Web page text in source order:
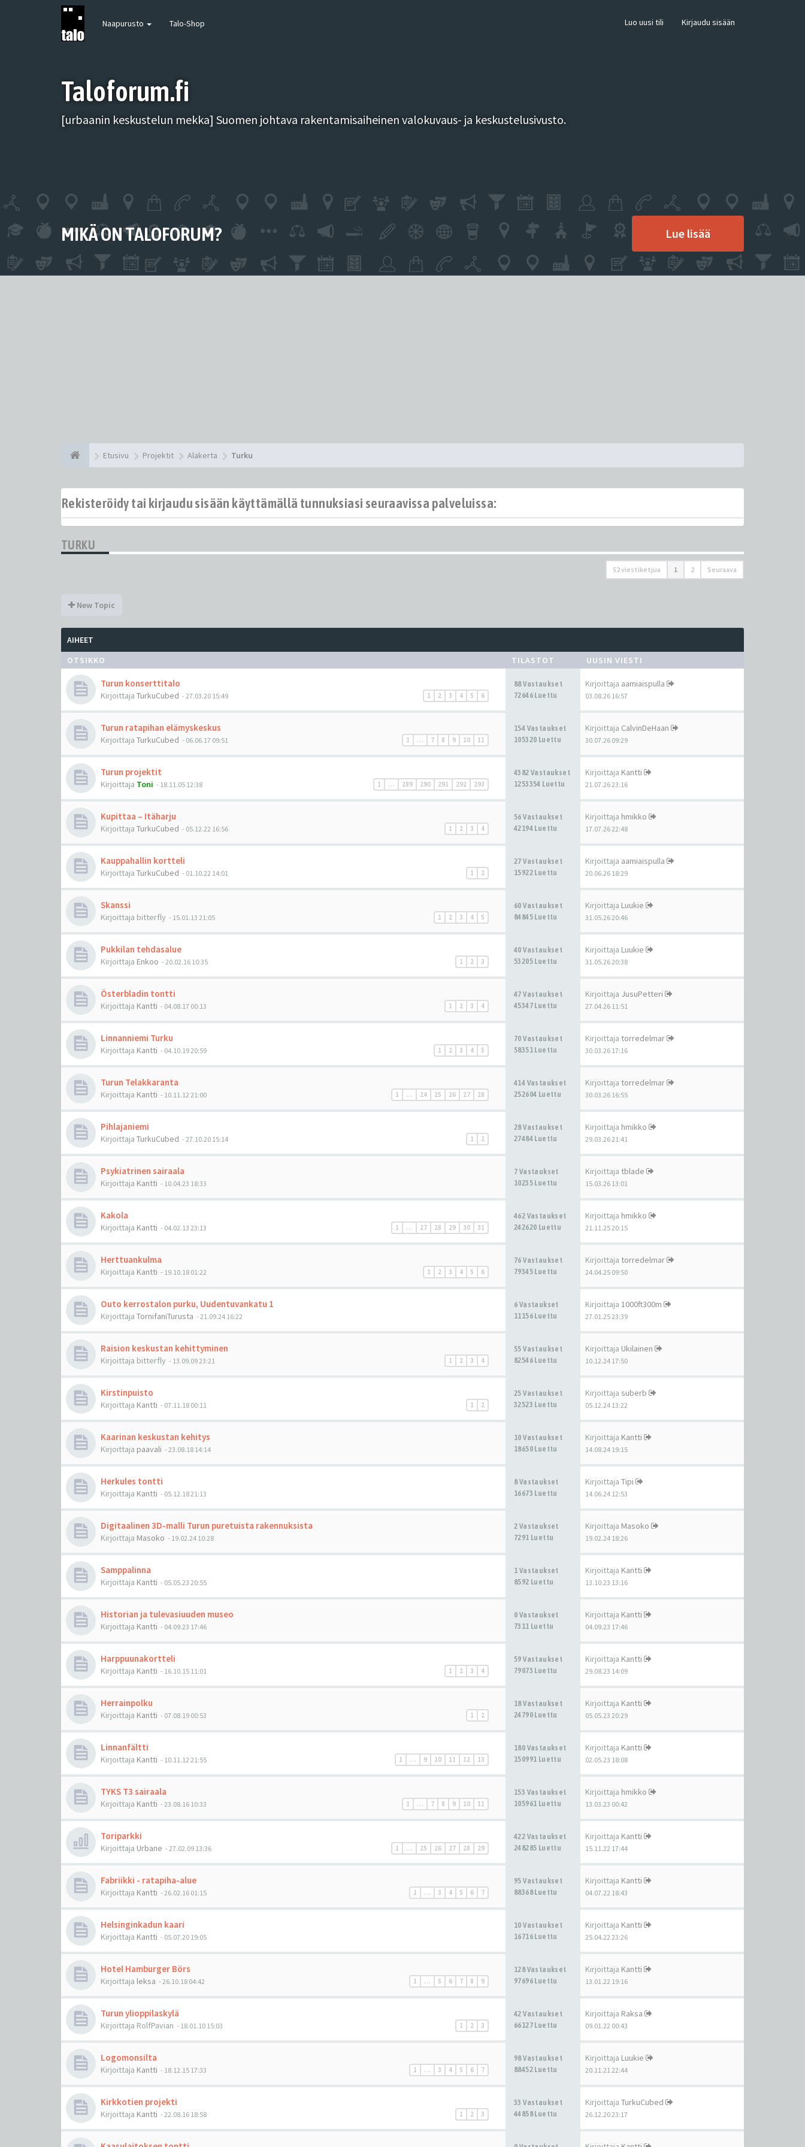
Naapurusto Talo-Shop Luo uusi tili Kirjaudu sisään
Taloforum.fi
[urbaanin keskustelun mekka] Suomen johtava rakentamisaiheinen valokuvaus- ja keskustelusivusto.
MIKÄ ON TALOFORUM? Lue lisää
Etusivu Projektit Alakerta Turku
Rekisteröidy tai kirjaudu sisään käyttämällä tunnuksiasi seuraavissa palveluissa:
TURKU
52 viestiketjua 1 2 Seuraava
New Topic
AIHEET
OTSIKKO
TILASTOT UUSIN VIESTI
Turun konserttitalo
1 2 3 4 5 6
Kirjoittaja TurkuCubed - 27.03.20 15:49
88 Vastaukset
72646 Luettu
Kirjoittaja aamiaispulla
03.08.26 16:57
Turun ratapihan elämyskeskus
1 … 7 8 9 10 11
Kirjoittaja TurkuCubed - 06.06.17 09:51
154 Vastaukset
105320 Luettu
Kirjoittaja CalvinDeHaan
30.07.26 09:29
Turun projektit
1 … 289 290 291 292 293
Kirjoittaja Toni - 18.11.05 12:38
4382 Vastaukset
1253354 Luettu
Kirjoittaja Kantti
21.07.26 23:16
Kupittaa – Itäharju
1 2 3 4
Kirjoittaja TurkuCubed - 05.12.22 16:56
56 Vastaukset
42194 Luettu
Kirjoittaja hmikko
17.07.26 22:48
Kauppahallin kortteli
1 2
Kirjoittaja TurkuCubed - 01.10.22 14:01
27 Vastaukset
15922 Luettu
Kirjoittaja aamiaispulla
20.06.26 18:29
Skanssi
1 2 3 4 5
Kirjoittaja bitterfly - 15.01.13 21:05
60 Vastaukset
84845 Luettu
Kirjoittaja Luukie
31.05.26 20:46
Pukkilan tehdasalue
1 2 3
Kirjoittaja Enkoo - 20.02.16 10:35
40 Vastaukset
53205 Luettu
Kirjoittaja Luukie
31.05.26 20:38
Österbladin tontti
1 2 3 4
Kirjoittaja Kantti - 04.08.17 00:13
47 Vastaukset
45347 Luettu
Kirjoittaja JusuPetteri
27.04.26 11:51
Linnanniemi Turku
1 2 3 4 5
Kirjoittaja Kantti - 04.10.19 20:59
70 Vastaukset
58351 Luettu
Kirjoittaja torredelmar
30.03.26 17:16
Turun Telakkaranta
1 … 24 25 26 27 28
Kirjoittaja Kantti - 10.11.12 21:00
414 Vastaukset
252604 Luettu
Kirjoittaja torredelmar
30.03.26 16:55
Pihlajaniemi
1 2
Kirjoittaja TurkuCubed - 27.10.20 15:14
28 Vastaukset
27484 Luettu
Kirjoittaja hmikko
29.03.26 21:41
Psykiatrinen sairaala
Kirjoittaja Kantti - 10.04.23 18:33
7 Vastaukset
10235 Luettu
Kirjoittaja tblade
15.03.26 13:01
Kakola
1 … 27 28 29 30 31
Kirjoittaja Kantti - 04.02.13 23:13
462 Vastaukset
242620 Luettu
Kirjoittaja hmikko
21.11.25 20:15
Herttuankulma
1 2 3 4 5 6
Kirjoittaja Kantti - 19.10.18 01:22
76 Vastaukset
79345 Luettu
Kirjoittaja torredelmar
24.04.25 09:50
Outo kerrostalon purku, Uudentuvankatu 1
Kirjoittaja TornifaniTurusta - 21.09.24 16:22
6 Vastaukset
11156 Luettu
Kirjoittaja 1000ft300m
27.01.25 23:39
Raision keskustan kehittyminen
1 2 3 4
Kirjoittaja bitterfly - 13.09.09 23:21
55 Vastaukset
82546 Luettu
Kirjoittaja Ukilainen
10.12.24 17:50
Kirstinpuisto
1 2
Kirjoittaja Kantti - 07.11.18 00:11
25 Vastaukset
32523 Luettu
Kirjoittaja suberb
05.12.24 13:22
Kaarinan keskustan kehitys
Kirjoittaja paavali - 23.08.18 14:14
10 Vastaukset
18650 Luettu
Kirjoittaja Kantti
14.08.24 19:15
Herkules tontti
Kirjoittaja Kantti - 05.12.18 21:13
8 Vastaukset
16673 Luettu
Kirjoittaja Tipi
14.06.24 12:53
Digitaalinen 3D-malli Turun puretuista rakennuksista
Kirjoittaja Masoko - 19.02.24 10:28
2 Vastaukset
7291 Luettu
Kirjoittaja Masoko
19.02.24 18:26
Samppalinna
Kirjoittaja Kantti - 05.05.23 20:55
1 Vastaukset
8592 Luettu
Kirjoittaja Kantti
13.10.23 13:16
Historian ja tulevasiuuden museo
Kirjoittaja Kantti - 04.09.23 17:46
0 Vastaukset
7311 Luettu
Kirjoittaja Kantti
04.09.23 17:46
Harppuunakortteli
1 2 3 4
Kirjoittaja Kantti - 16.10.15 11:01
59 Vastaukset
79073 Luettu
Kirjoittaja Kantti
29.08.23 14:09
Herrainpolku
1 2
Kirjoittaja Kantti - 07.08.19 00:53
18 Vastaukset
24790 Luettu
Kirjoittaja Kantti
05.05.23 20:29
Linnanfältti
1 … 9 10 11 12 13
Kirjoittaja Kantti - 10.11.12 21:55
180 Vastaukset
150991 Luettu
Kirjoittaja Kantti
02.05.23 18:08
TYKS T3 sairaala
1 … 7 8 9 10 11
Kirjoittaja Kantti - 23.08.16 10:33
153 Vastaukset
105961 Luettu
Kirjoittaja hmikko
13.03.23 00:42
Toriparkki
1 … 25 26 27 28 29
Kirjoittaja Urbane - 27.02.09 13:36
422 Vastaukset
248285 Luettu
Kirjoittaja Kantti
15.11.22 17:44
Fabriikki - ratapiha-alue
1 … 3 4 5 6 7
Kirjoittaja Kantti - 26.02.16 01:15
95 Vastaukset
88368 Luettu
Kirjoittaja Kantti
04.07.22 18:43
Helsinginkadun kaari
Kirjoittaja Kantti - 05.07.20 19:05
10 Vastaukset
16716 Luettu
Kirjoittaja Kantti
25.04.22 23:26
Hotel Hamburger Börs
1 … 5 6 7 8 9
Kirjoittaja leksa - 26.10.18 04:42
128 Vastaukset
97696 Luettu
Kirjoittaja Kantti
13.01.22 19:16
Turun ylioppilaskylä
1 2 3
Kirjoittaja RolfPavian - 18.01.10 15:03
42 Vastaukset
66127 Luettu
Kirjoittaja Raksa
09.01.22 00:43
Logomonsilta
1 … 3 4 5 6 7
Kirjoittaja Kantti - 18.12.15 17:33
98 Vastaukset
88452 Luettu
Kirjoittaja Luukie
20.11.21 22:44
Kirkkotien projekti
1 2 3
Kirjoittaja Kantti - 22.08.16 18:58
33 Vastaukset
44858 Luettu
Kirjoittaja TurkuCubed
26.12.20 23:17